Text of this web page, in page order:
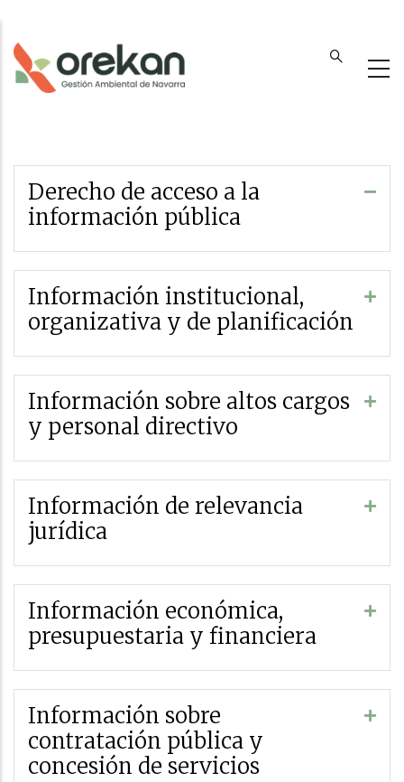
contenido
principal
Derecho de acceso a la
información pública
Información institucional,
organizativa y de planificación
Información sobre altos cargos
y personal directivo
Información de relevancia
jurídica
Información económica,
presupuestaria y financiera
Información sobre
contratación pública y
concesión de servicios